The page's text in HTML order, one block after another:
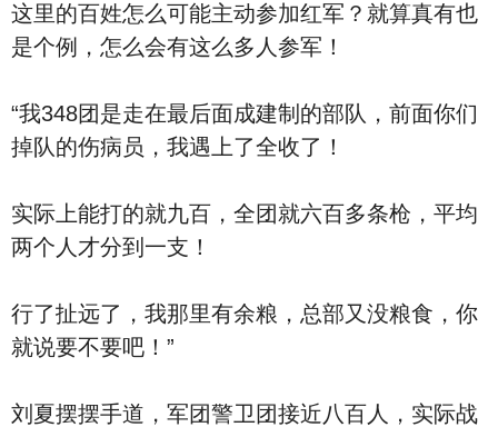
这里的百姓怎么可能主动参加红军？就算真有也
是个例，怎么会有这么多人参军！
“我348团是走在最后面成建制的部队，前面你们
掉队的伤病员，我遇上了全收了！
实际上能打的就九百，全团就六百多条枪，平均
两个人才分到一支！
行了扯远了，我那里有余粮，总部又没粮食，你
就说要不要吧！”
刘夏摆摆手道，军团警卫团接近八百人，实际战